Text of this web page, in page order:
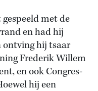
met de
en had hij
ontving hij tsaar
Frederik Willem
en ook Congres-
hij een